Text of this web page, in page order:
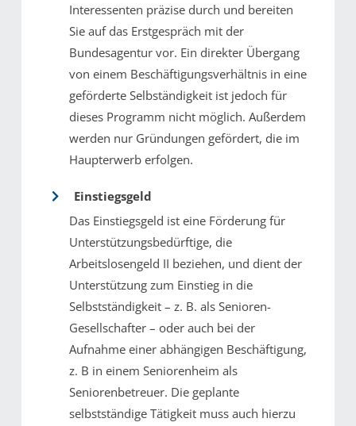
Interessenten präzise durch und bereiten
Sie auf das Erstgespräch mit der
Bundesagentur vor. Ein direkter Übergang
von einem Beschäftigungsverhältnis in eine
geförderte Selbständigkeit ist jedoch für
dieses Programm nicht möglich. Außerdem
werden nur Gründungen gefördert, die im
Haupterwerb erfolgen.
Einstiegsgeld
Das Einstiegsgeld ist eine Förderung für
Unterstützungsbedürftige, die
Arbeitslosengeld II beziehen, und dient der
Unterstützung zum Einstieg in die
Selbstständigkeit – z. B. als Senioren-
Gesellschafter – oder auch bei der
Aufnahme einer abhängigen Beschäftigung,
z. B in einem Seniorenheim als
Seniorenbetreuer. Die geplante
selbstständige Tätigkeit muss auch hierzu